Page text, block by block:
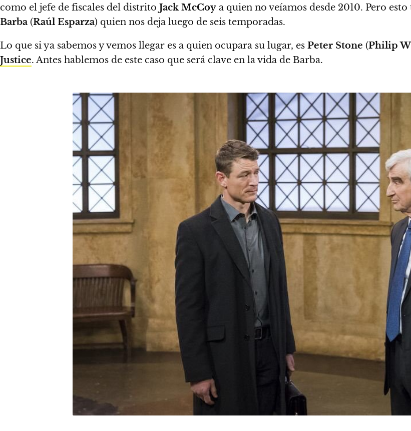
como el jefe de fiscales del distrito Jack McCoy a quien no veíamos desde 2010. Pero
Barba (Raúl Esparza) quien nos deja luego de seis temporadas.
Lo que si ya sabemos y vemos llegar es a quien ocupara su lugar, es Peter Stone (Philip
Justice. Antes hablemos de este caso que será clave en la vida de Barba.